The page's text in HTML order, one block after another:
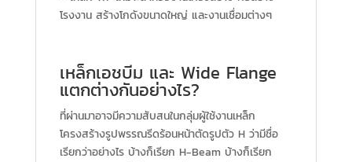
โรงงาน สร้างโกดังขนาดใหญ่ และงานเชื่อมต่างๆ
เหล็กเอชบีม และ Wide Flange
แตกต่างกันอย่างไร?
ที่ผ่านมาอาจมีความสับสนในกลุ่มผู้ใช้งานเหล็ก
โครงสร้างรูปพรรณรีดร้อนหน้าตัดรูปตัว H ว่ามีชื่อ
เรียกว่าอย่างไร บ้างก็เรียก H-Beam บ้างก็เรียก